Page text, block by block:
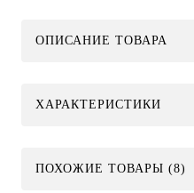
ОПИСАНИЕ ТОВАРА
ХАРАКТЕРИСТИКИ
ПОХОЖИЕ ТОВАРЫ (8)